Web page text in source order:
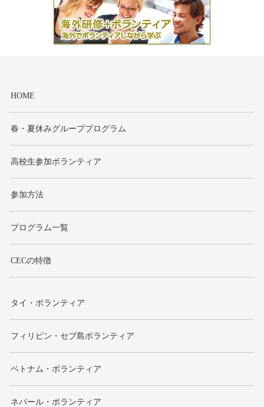
HOME
春・夏休みグループプログラム
高校生参加ボランティア
参加方法
プログラム一覧
CECの特徴
タイ・ボランティア
フィリピン・セブ島ボランティア
ベトナム・ボランティア
ネパール・ボランティア